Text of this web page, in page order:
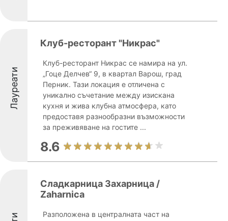
Лауреати
Клуб-ресторант "Никрас"
Клуб-ресторант Никрас се намира на ул.
„Гоце Делчев“ 9, в квартал Варош, град
Перник. Тази локация е отличена с
уникално съчетание между изискана
кухня и жива клубна атмосфера, като
предоставя разнообразни възможности
за преживяване на гостите ...
8.6
Сладкарница Захарница /
Zaharnica
Разположена в централната част на